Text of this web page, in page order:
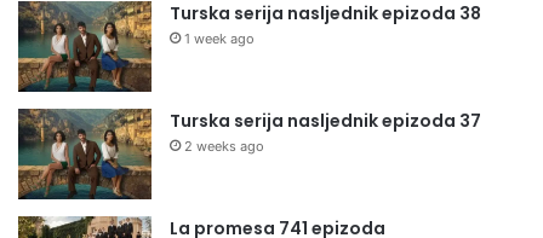
Turska serija nasljednik epizoda 38
1 week ago
Turska serija nasljednik epizoda 37
2 weeks ago
La promesa 741 epizoda